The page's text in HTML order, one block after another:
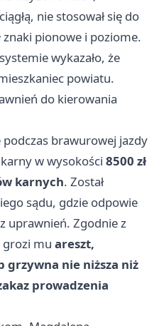
nie stosował się do
znaki pionowe i poziome.
wykazało, że
powiatu.
do kierowania
brawurowej jazdy
w wysokości 8500 zł
karnych. Został
sądu, gdzie odpowie
uprawnień. Zgodnie z
grozi mu areszt,
grzywna nie niższa niż
prowadzenia